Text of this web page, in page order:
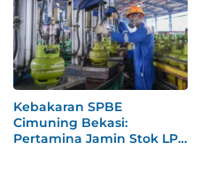
Kebakaran SPBE
Cimuning Bekasi:
Pertamina Jamin Stok LPG